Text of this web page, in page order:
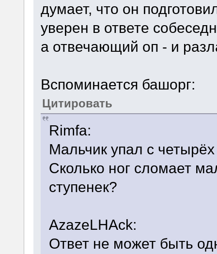
думает, что он
уверен в ответе
а отвечающий оп - и
Вспоминается башорг:
Цитировать
Rimfa:
Мальчик упал с
Сколько ног сломает
ступенек?
AzazeLHAck:
Ответ не может быть